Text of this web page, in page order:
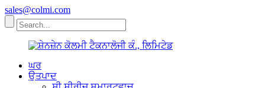
sales@colmi.com
ਘਰ
ਉਤਪਾਦ